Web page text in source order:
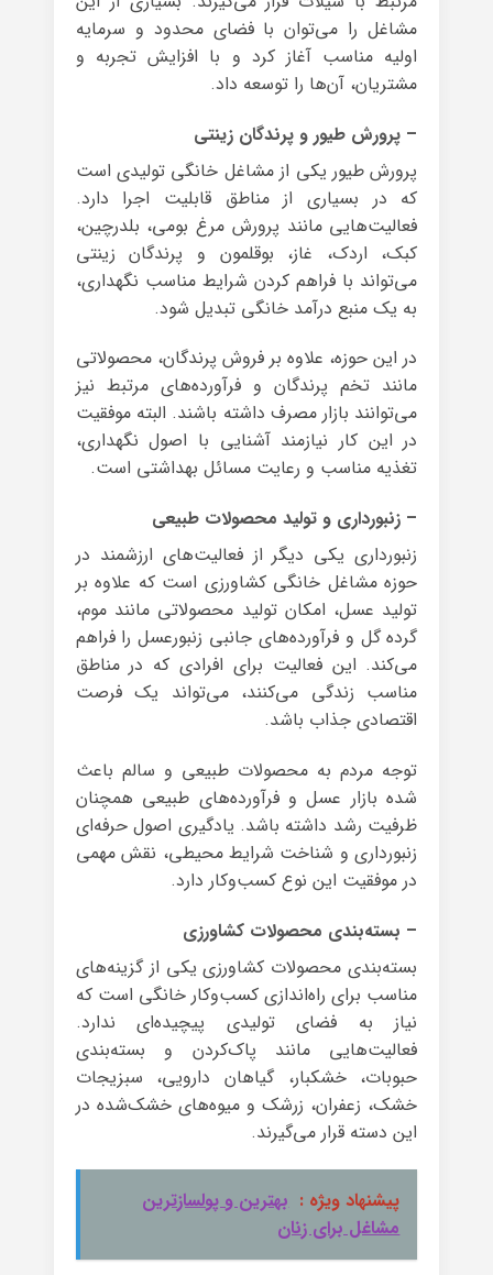
مشاغل را می‌توان با فضای محدود و سرمایه
اولیه مناسب آغاز کرد و با افزایش تجربه و
مشتریان، آن‌ها را توسعه داد.
– پرورش طیور و پرندگان زینتی
پرورش طیور یکی از مشاغل خانگی تولیدی است
که در بسیاری از مناطق قابلیت اجرا دارد.
فعالیت‌هایی مانند پرورش مرغ بومی، بلدرچین،
کبک، اردک، غاز، بوقلمون و پرندگان زینتی
می‌تواند با فراهم کردن شرایط مناسب نگهداری،
به یک منبع درآمد خانگی تبدیل شود.
در این حوزه، علاوه بر فروش پرندگان، محصولاتی
مانند تخم پرندگان و فرآورده‌های مرتبط نیز
می‌توانند بازار مصرف داشته باشند. البته موفقیت
در این کار نیازمند آشنایی با اصول نگهداری،
تغذیه مناسب و رعایت مسائل بهداشتی است.
– زنبورداری و تولید محصولات طبیعی
زنبورداری یکی دیگر از فعالیت‌های ارزشمند در
حوزه مشاغل خانگی کشاورزی است که علاوه بر
تولید عسل، امکان تولید محصولاتی مانند موم،
گرده گل و فرآورده‌های جانبی زنبورعسل را فراهم
می‌کند. این فعالیت برای افرادی که در مناطق
مناسب زندگی می‌کنند، می‌تواند یک فرصت
اقتصادی جذاب باشد.
توجه مردم به محصولات طبیعی و سالم باعث
شده بازار عسل و فرآورده‌های طبیعی همچنان
ظرفیت رشد داشته باشد. یادگیری اصول حرفه‌ای
زنبورداری و شناخت شرایط محیطی، نقش مهمی
در موفقیت این نوع کسب‌وکار دارد.
– بسته‌بندی محصولات کشاورزی
بسته‌بندی محصولات کشاورزی یکی از گزینه‌های
مناسب برای راه‌اندازی کسب‌وکار خانگی است که
نیاز به فضای تولیدی پیچیده‌ای ندارد.
فعالیت‌هایی مانند پاک‌کردن و بسته‌بندی
حبوبات، خشکبار، گیاهان دارویی، سبزیجات
خشک، زعفران، زرشک و میوه‌های خشک‌شده در
این دسته قرار می‌گیرند.
پیشنهاد ویژه : بهترین و پولسازترین
مشاغل برای زنان